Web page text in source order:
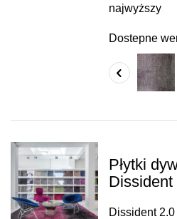
najwyższy
Dostepne
Płytki
Dissident
Dissident